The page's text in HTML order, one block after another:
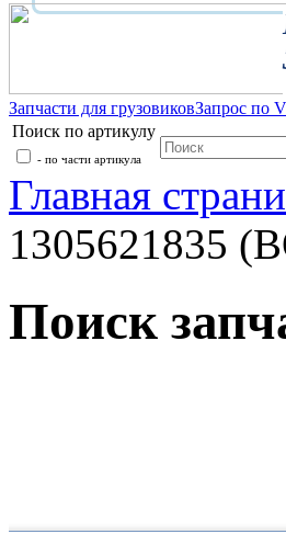
Запчасти для грузовиковЗапрос по
Поиск по артикулу
- по части артикула
Главная
1305621835
Поиск